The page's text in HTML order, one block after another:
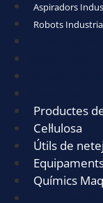
Aspiradors
Robots
Productes
Cel·lulosa
Útils de
Químics